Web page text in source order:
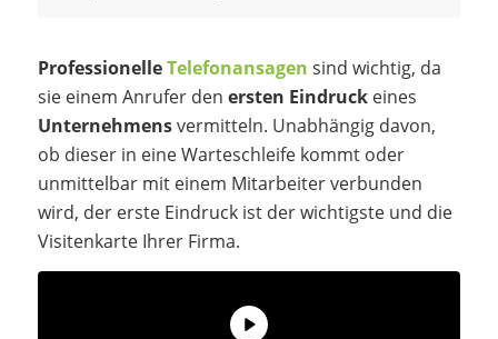
ProfessionelleTelefonansagen sind wichtig, da
sie einem Anrufer den ersten Eindruck eines
Unternehmensvermitteln. Unabhängig davon,
ob dieser in eine Warteschleife kommt oder
unmittelbar mit einem Mitarbeiter verbunden
wird, der erste Eindruck ist der wichtigste und die
Visitenkarte Ihrer Firma.